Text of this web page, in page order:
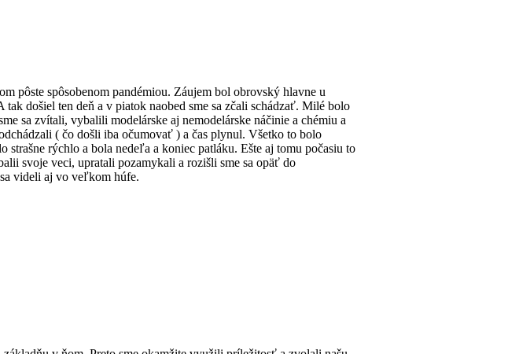
pôste spôsobenom pandémiou. Záujem bol obrovský hlavne u
došiel ten deň a v piatok naobed sme sa zčali schádzať. Milé bolo
sa zvítali, vybalili modelárske aj nemodelárske náčinie a chémiu a
( čo došli iba očumovať ) a čas plynul. Všetko to bolo
rýchlo a bola nedeľa a koniec patláku. Ešte aj tomu počasiu to
svoje veci, upratali pozamykali a rozišli sme sa opäť do
videli aj vo veľkom húfe.